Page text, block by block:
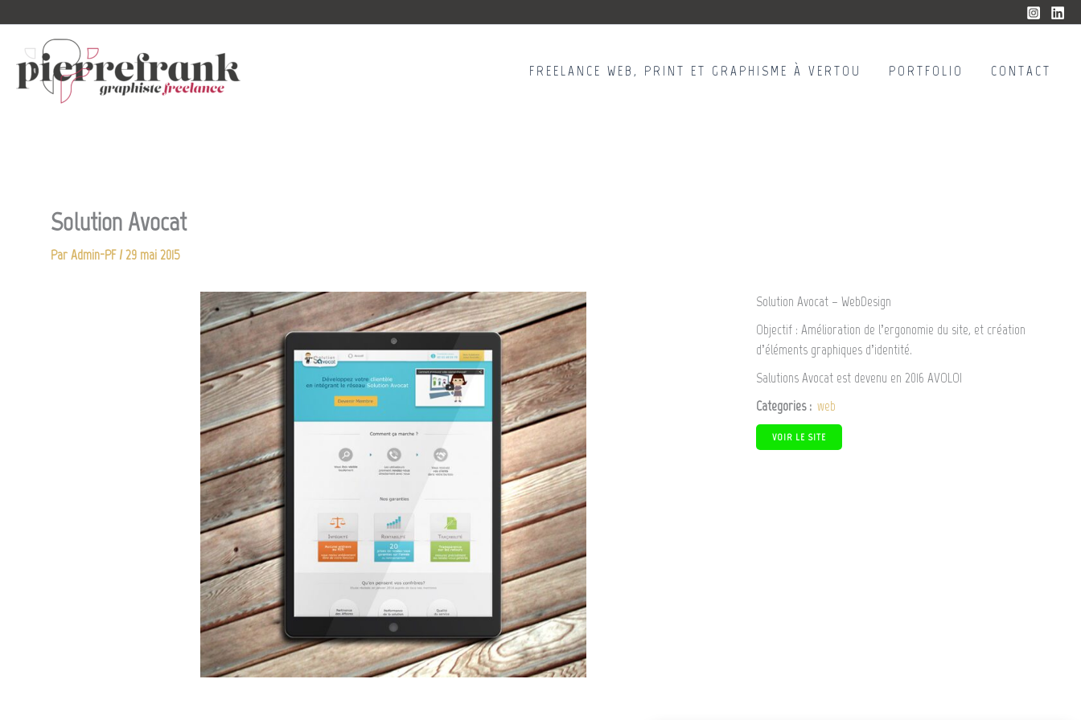
au
contenu
FREELANCE WEB, PRINT ET GRAPHISME À VERTOU
PORTFOLIO CONTACT
Solution Avocat
Par Admin-PF /29 mai 2015
Solution Avocat – WebDesign
Objectif : Amélioration de l’ergonomie du site, et création
d’éléments graphiques d’identité.
Salutions Avocat est devenu en 2016 AVOLOI
Categories : web
VOIR LE SITE